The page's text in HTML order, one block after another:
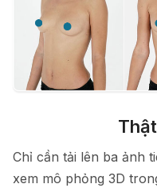
Chỉ cần tải lên ba ảnh
xem mô phỏng 3D